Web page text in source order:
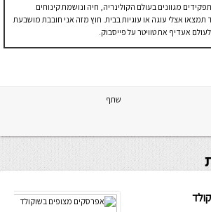
מגוונים בעולם הקולינריה, חיה ונושמת קינוחים
תמצאו אצלי עוגה או עוגיות בבית. חוץ מזה אני חובבת מושבעת
אעדיף את טוויטר על פייסבוק.
שתף